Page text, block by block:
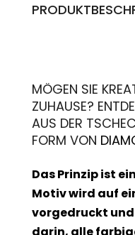
MÖGEN SIE
ZUHAUSE?
AUS DER
FORM VON
Das Prinzip ist
Motiv wird auf
vorgedruckt